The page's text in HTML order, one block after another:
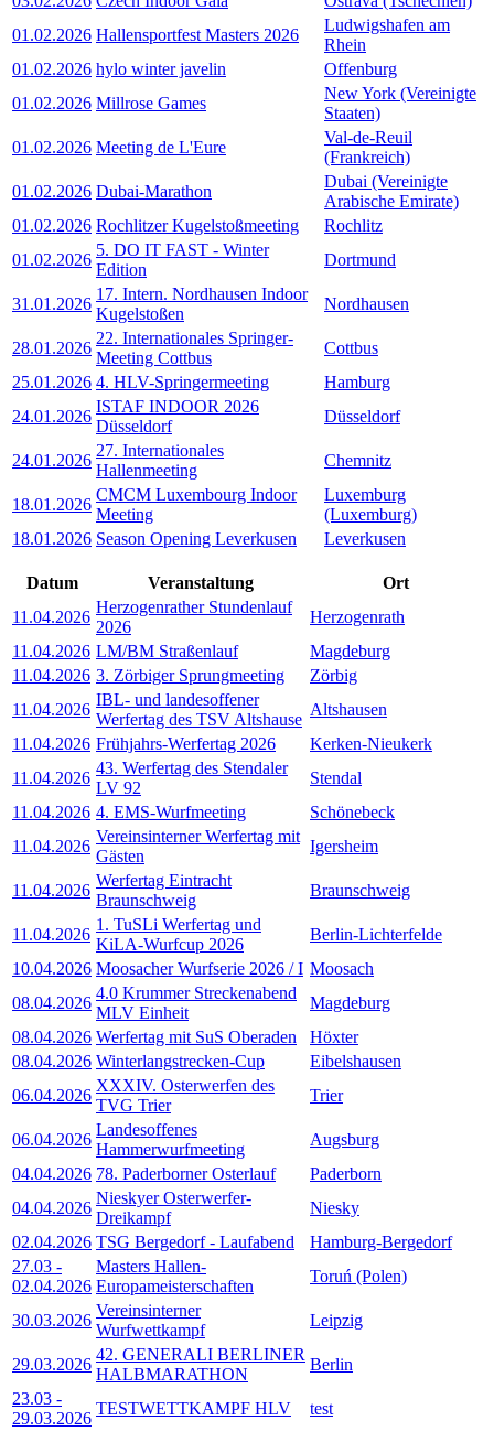
01.02.2026 Hallensportfest Masters 2026
Ludwigshafen am
Rhein
01.02.2026 hylo winter javelin
Offenburg
01.02.2026 Millrose Games
New York (Vereinigte
Staaten)
01.02.2026 Meeting de L'Eure
Val-de-Reuil
(Frankreich)
01.02.2026 Dubai-Marathon
Dubai (Vereinigte
Arabische Emirate)
01.02.2026 Rochlitzer Kugelstoßmeeting
Rochlitz
01.02.2026
5. DO IT FAST - Winter
Edition
Dortmund
31.01.2026
17. Intern. Nordhausen Indoor
Kugelstoßen
Nordhausen
28.01.2026
22. Internationales Springer-
Meeting Cottbus
Cottbus
25.01.2026 4. HLV-Springermeeting
Hamburg
24.01.2026
ISTAF INDOOR 2026
Düsseldorf
Düsseldorf
24.01.2026
27. Internationales
Hallenmeeting
Chemnitz
18.01.2026
CMCM Luxembourg Indoor
Meeting
Luxemburg
(Luxemburg)
18.01.2026 Season Opening Leverkusen Leverkusen
Datum Veranstaltung
Ort
11.04.2026
Herzogenrather Stundenlauf
2026
Herzogenrath
11.04.2026 LM/BM Straßenlauf
Magdeburg
11.04.2026 3. Zörbiger Sprungmeeting
Zörbig
11.04.2026
IBL- und landesoffener
Werfertag des TSV Altshause
Altshausen
11.04.2026 Frühjahrs-Werfertag 2026
Kerken-Nieukerk
11.04.2026
43. Werfertag des Stendaler
LV 92
Stendal
11.04.2026 4. EMS-Wurfmeeting
Schönebeck
11.04.2026
Vereinsinterner Werfertag mit
Gästen
Igersheim
11.04.2026
Werfertag Eintracht
Braunschweig
Braunschweig
11.04.2026
1. TuSLi Werfertag und
KiLA-Wurfcup 2026
Berlin-Lichterfelde
10.04.2026 Moosacher Wurfserie 2026 / I Moosach
08.04.2026
4.0 Krummer Streckenabend
MLV Einheit
Magdeburg
08.04.2026 Werfertag mit SuS Oberaden
Höxter
08.04.2026 Winterlangstrecken-Cup
Eibelshausen
06.04.2026
XXXIV. Osterwerfen des
TVG Trier
Trier
06.04.2026
Landesoffenes
Hammerwurfmeeting
Augsburg
04.04.2026 78. Paderborner Osterlauf
Paderborn
04.04.2026
Nieskyer Osterwerfer-
Dreikampf
Niesky
02.04.2026 TSG Bergedorf - Laufabend
Hamburg-Bergedorf
27.03 -
02.04.2026
Masters Hallen-
Europameisterschaften
Toruń (Polen)
30.03.2026
Vereinsinterner
Wurfwettkampf
Leipzig
29.03.2026
42. GENERALI BERLINER
HALBMARATHON
Berlin
23.03 -
29.03.2026
TESTWETTKAMPF HLV test